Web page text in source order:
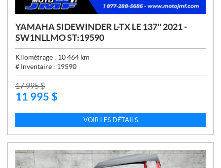
YAMAHA SIDEWINDER L-TX LE 137'' 2021 -
SW1NLLMO ST:19590
Kilométrage : 10 464 km
# Inventaire : 19590
P
R
17 995$
11 995 $
VOIR LES DÉTAILS